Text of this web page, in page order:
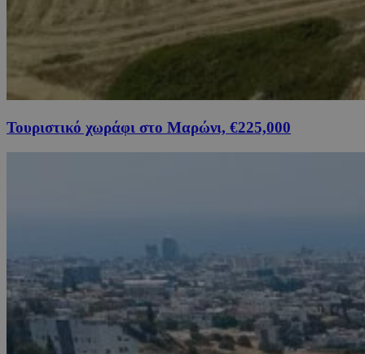
Τουριστικό χωράφι στο Μαρώνι, €225,000